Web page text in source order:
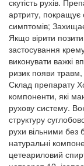
артриту, покращує
симптомів;
Якщо вірити
застосування
виконувати важкі
ризик появи травм,
Склад препарату
компоненти, які
рухову систему.
структуру
рухи вільними
натуральні
цетеариловий